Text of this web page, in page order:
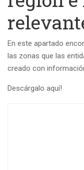
En este apartado
las zonas que las
creado con
Descárgalo aquí!